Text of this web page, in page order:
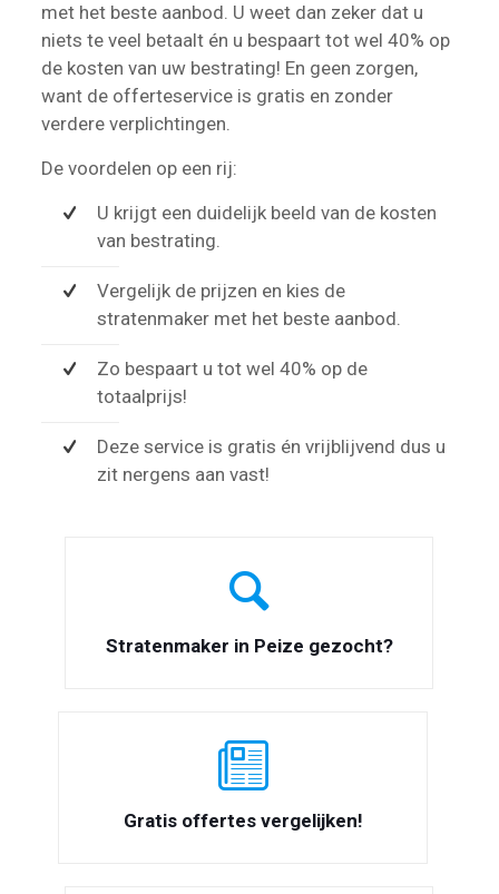
met het beste aanbod. U weet dan zeker dat u
niets te veel betaalt én u bespaart tot wel 40% op
de kosten van uw bestrating! En geen zorgen,
want de offerteservice is gratis en zonder
verdere verplichtingen.
De voordelen op een rij:
U krijgt een duidelijk beeld van de kosten
van bestrating.
Vergelijk de prijzen en kies de
stratenmaker met het beste aanbod.
Zo bespaart u tot wel 40% op de
totaalprijs!
Deze service is gratis én vrijblijvend dus u
zit nergens aan vast!
Stratenmaker in Peize gezocht?
Gratis offertes vergelijken!